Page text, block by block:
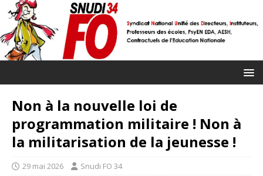
Non à la nouvelle loi de
programmation militaire ! Non à
la militarisation de la jeunesse !
29 mai 2026 Snudi FO 34